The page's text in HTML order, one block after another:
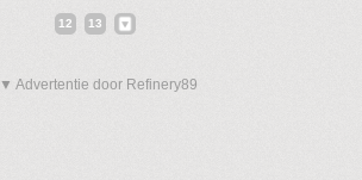
12 13
▼ Advertentie door Refinery89